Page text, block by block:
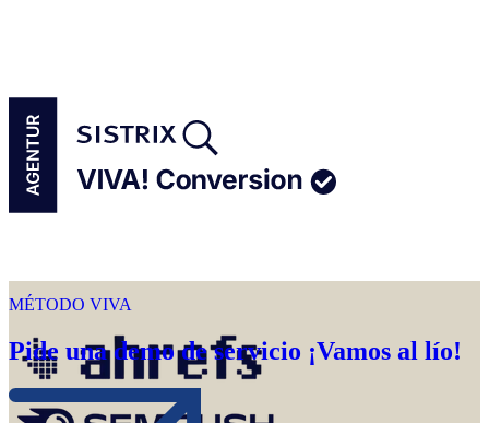
MÉTODO VIVA
Pide una demo de servicio ¡Vamos al lío!